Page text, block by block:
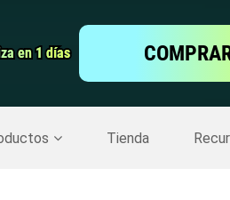
en 1 días
en 1 días
Tienda
de pantalla
del iPhone >>